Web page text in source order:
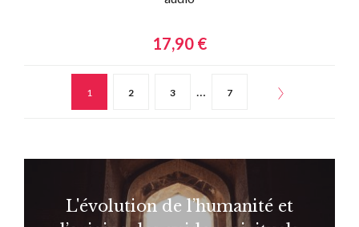
17,90 €
1 2 3 … 7
L'évolution de l’humanité et